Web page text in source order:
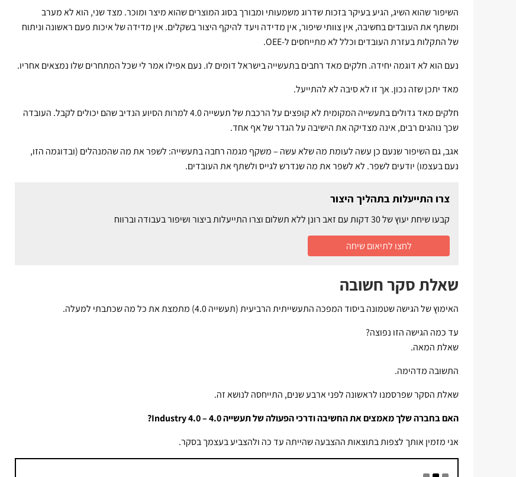
השיפור שהוא השיג, הגיע בעיקר בזכות שדרוג משמעותי ומבורך בסוג המוצרים שהוא מיצר ומוכר. מצד שני, הוא לא מערב
ומשתף את העובדים בחשיבה, אין צוותי שיפור, אין מדידה ויעד להיקף היצור בשקלים. אין מדידה של איכות פעם ראשונה וניתוח
של התקלות בעזרת העובדים וכלל לא מתייחסים ל-OEE.
נעם הוא לא דוגמה יחידה. חלקים מאד רחבים בתעשייה בישראל דומים לו. נעם אפילו אמר לי שכל המתחרים שלו נמצאים אחריו.
מאד יתכן שזה נכון. אך זו לא סיבה לא להתייעל.
חלקים מאד גדולים בתעשייה המקומית לא קופצים על הרכבת של תעשייה 4.0 למרות הסיוע הנדיב שהם יכולים לקבל. העובדה
שכך נוהגים רבים, אינה מצדיקה את הישיבה על הגדר של אף אחד.
אגב, גם השיפור שנעם כן עשה לעומת מה שלא עשה – משקף מגמה רחבה בתעשייה: לשפר את מה שהמנהלים (ובדוגמה הזו,
נעם בעצמו) יודעים לשפר. לא לשפר את מה שנדרש לגייס ולשתף את העובדים.
צרו התייעלות בתהליך היצור
קבעו שיחת יעוץ של 30 דקות עם זאב רונן ללא תשלום וצרו התייעלות ביצור ושיפור בעבודה וברווח
לחצו לתיאום שיחה
שאלת סקר חשובה
האימוץ של הגישה שטמונה ביסוד המפכה התעשייתית הרביעית (תעשייה 4.0) מתמצת את כל מה שכתבתי למעלה.
עד כמה הגישה הזו נפוצה?
שאלת המאה.
התשובה מדהימה.
שאלת הסקר שפרסמנו לראשונה לפני ארבע שנים, התייחסה לנושא זה.
האם בחברה שלך מאמצים את החשיבה ודרכי הפעולה של תעשייה 4.0 –
Industry 4.0
?
אני מזמין אותך לצפות בתוצאות ההצבעה שהייתה עד כה ולהצביע בעצמך בסקר.